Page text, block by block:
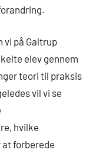
vi på Galtrup
elev gennem
teori til praksis
vil vi se
hvilke
forberede